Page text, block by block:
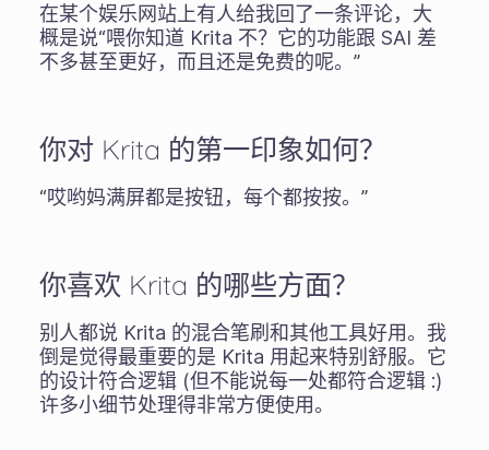
在某个娱乐网站上有人给我回了一条评论，大
概是说“喂你知道 Krita 不？它的功能跟 SAI 差
不多甚至更好，而且还是免费的呢。”
你对 Krita 的第一印象如何？
“哎哟妈满屏都是按钮，每个都按按。”
你喜欢 Krita 的哪些方面？
别人都说 Krita 的混合笔刷和其他工具好用。我
倒是觉得最重要的是 Krita 用起来特别舒服。它
的设计符合逻辑 (但不能说每一处都符合逻辑 :)
许多小细节处理得非常方便使用。